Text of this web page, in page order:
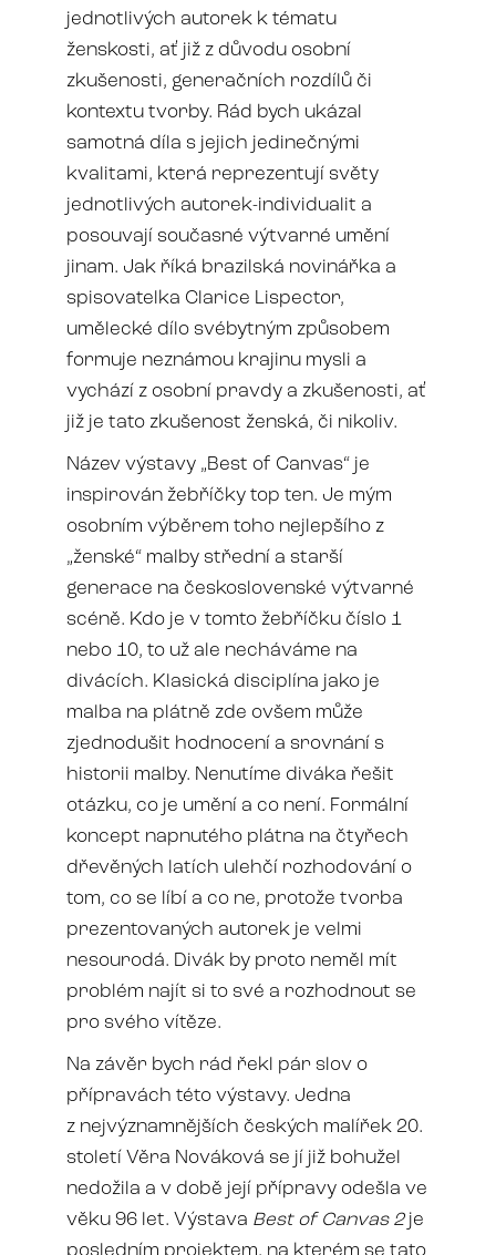
jednotlivých autorek k tématu
ženskosti, ať již z důvodu osobní
zkušenosti, generačních rozdílů či
kontextu tvorby. Rád bych ukázal
samotná díla s jejich jedinečnými
kvalitami, která reprezentují světy
jednotlivých autorek-individualit a
posouvají současné výtvarné umění
jinam. Jak říká brazilská novinářka a
spisovatelka Clarice Lispector,
umělecké dílo svébytným způsobem
formuje neznámou krajinu mysli a
vychází z osobní pravdy a zkušenosti, ať
již je tato zkušenost ženská, či nikoliv.
Název výstavy „Best of Canvas“ je
inspirován žebříčky top ten. Je mým
osobním výběrem toho nejlepšího z
„ženské“ malby střední a starší
generace na československé výtvarné
scéně. Kdo je v tomto žebříčku číslo 1
nebo 10, to už ale necháváme na
divácích. Klasická disciplína jako je
malba na plátně zde ovšem může
zjednodušit hodnocení a srovnání s
historii malby. Nenutíme diváka řešit
otázku, co je umění a co není. Formální
koncept napnutého plátna na čtyřech
dřevěných latích ulehčí rozhodování o
tom, co se líbí a co ne, protože tvorba
prezentovaných autorek je velmi
nesourodá. Divák by proto neměl mít
problém najít si to své a rozhodnout se
pro svého vítěze.
Na závěr bych rád řekl pár slov o
přípravách této výstavy. Jedna
z nejvýznamnějších českých malířek 20.
století Věra Nováková se jí již bohužel
nedožila a v době její přípravy odešla ve
věku 96 let. Výstava Best of Canvas 2je
posledním projektem, na kterém se tato